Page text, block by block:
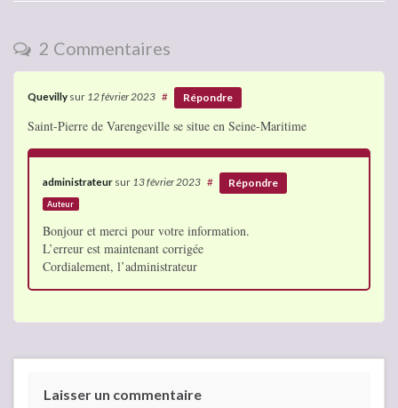
2 Commentaires
Quevilly sur 12 février 2023 # Répondre
Saint-Pierre de Varengeville se situe en Seine-Maritime
administrateur sur 13 février 2023
Auteur
# Répondre
Bonjour et merci pour votre information.
L’erreur est maintenant corrigée
Cordialement, l’administrateur
Laisser un commentaire